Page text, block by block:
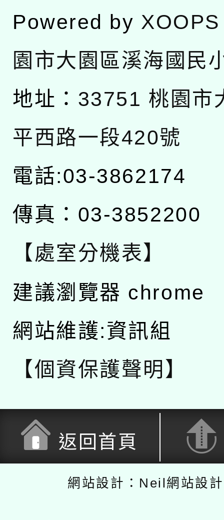
Powered by XOOPS
園市大園區溪海國民
地址： 33751 桃園市
平西路一段420號
電話:03-3862174
傳真：03-3852200
【處室分機表】
建議瀏覽器 chrome
網站維護:資訊組
【個資保護聲明】
返回首頁
網站設計：Neil網站設